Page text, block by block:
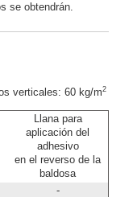
se obtendrán.
verticales: 60 kg/m2
Llana para
aplicación del
adhesivo
en el reverso de la
baldosa
-